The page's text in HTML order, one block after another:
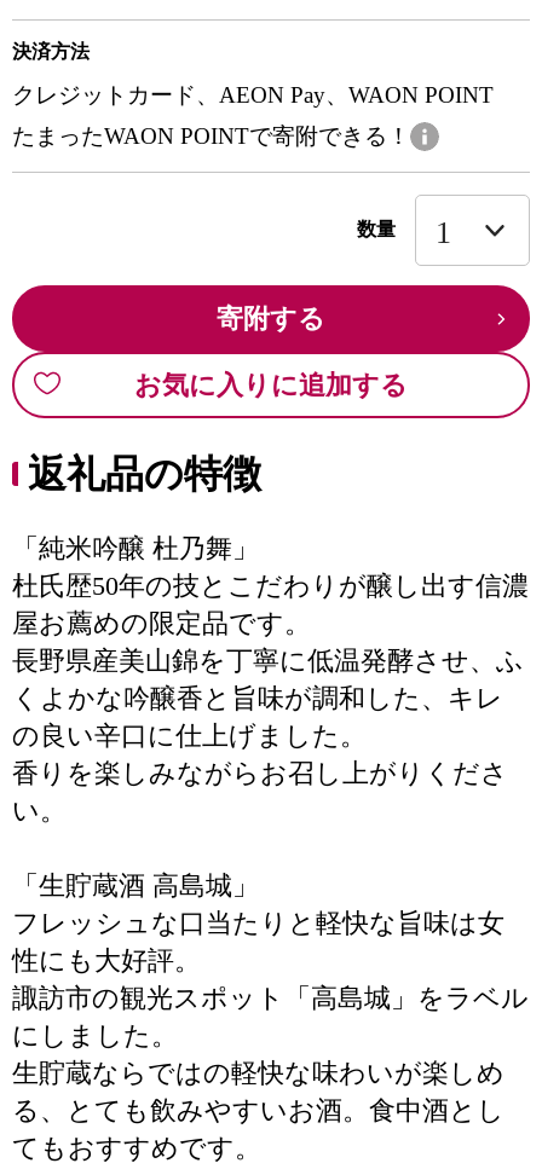
決済方法
クレジットカード、AEON Pay、WAON POINT
たまったWAON POINTで寄附できる！
数量
寄附する
お気に入りに追加する
返礼品の特徴
「純米吟醸 杜乃舞」
杜氏歴50年の技とこだわりが醸し出す信濃
屋お薦めの限定品です。
長野県産美山錦を丁寧に低温発酵させ、ふ
くよかな吟醸香と旨味が調和した、キレ
の良い辛口に仕上げました。
香りを楽しみながらお召し上がりくださ
い。
「生貯蔵酒 高島城」
フレッシュな口当たりと軽快な旨味は女
性にも大好評。
諏訪市の観光スポット「高島城」をラベル
にしました。
生貯蔵ならではの軽快な味わいが楽しめ
る、とても飲みやすいお酒。食中酒とし
てもおすすめです。